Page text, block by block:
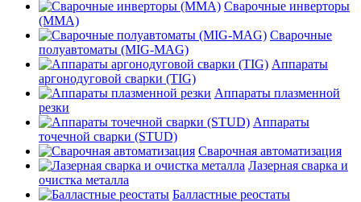
Сварочные инверторы
(MMA)
Сварочные
полуавтоматы (MIG-MAG)
Аппараты
аргонодуговой сварки (TIG)
Аппараты плазменной
резки
Аппараты
точечной сварки (STUD)
Сварочная автоматизация
Лазерная сварка и
очистка металла
Балластные реостаты